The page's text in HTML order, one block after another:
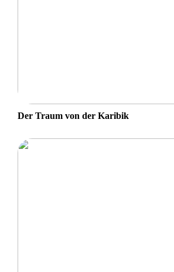
Der Traum von der Karibik